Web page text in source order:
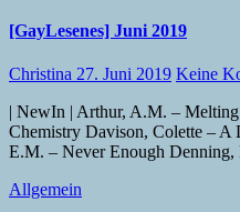
[GayLesenes] Juni 2019
Christina 27. Juni 2019 Keine
| NewIn | Arthur, A.M. – Melting For Your Cole, Van – Team
Chemistry Davison, Colette –
E.M. – Never Enough
Allgemein